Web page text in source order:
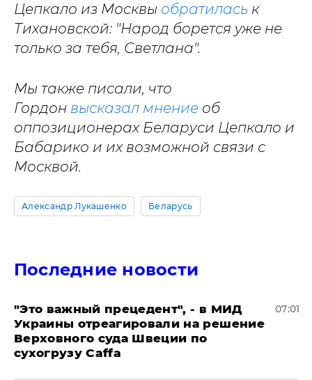
Цепкало из Москвы обратилась к
Тихановской: "Народ борется уже не
только за тебя, Светлана".
Мы также писали, что
Гордон высказал мнение об
оппозиционерах Беларуси Цепкало и
Бабарико и их возможной связи с
Москвой.
Александр Лукашенко Беларусь
Последние новости
"Это важный прецедент", - в МИД
Украины отреагировали на решение
Верховного суда Швеции по
сухогрузу Caffa
07:01